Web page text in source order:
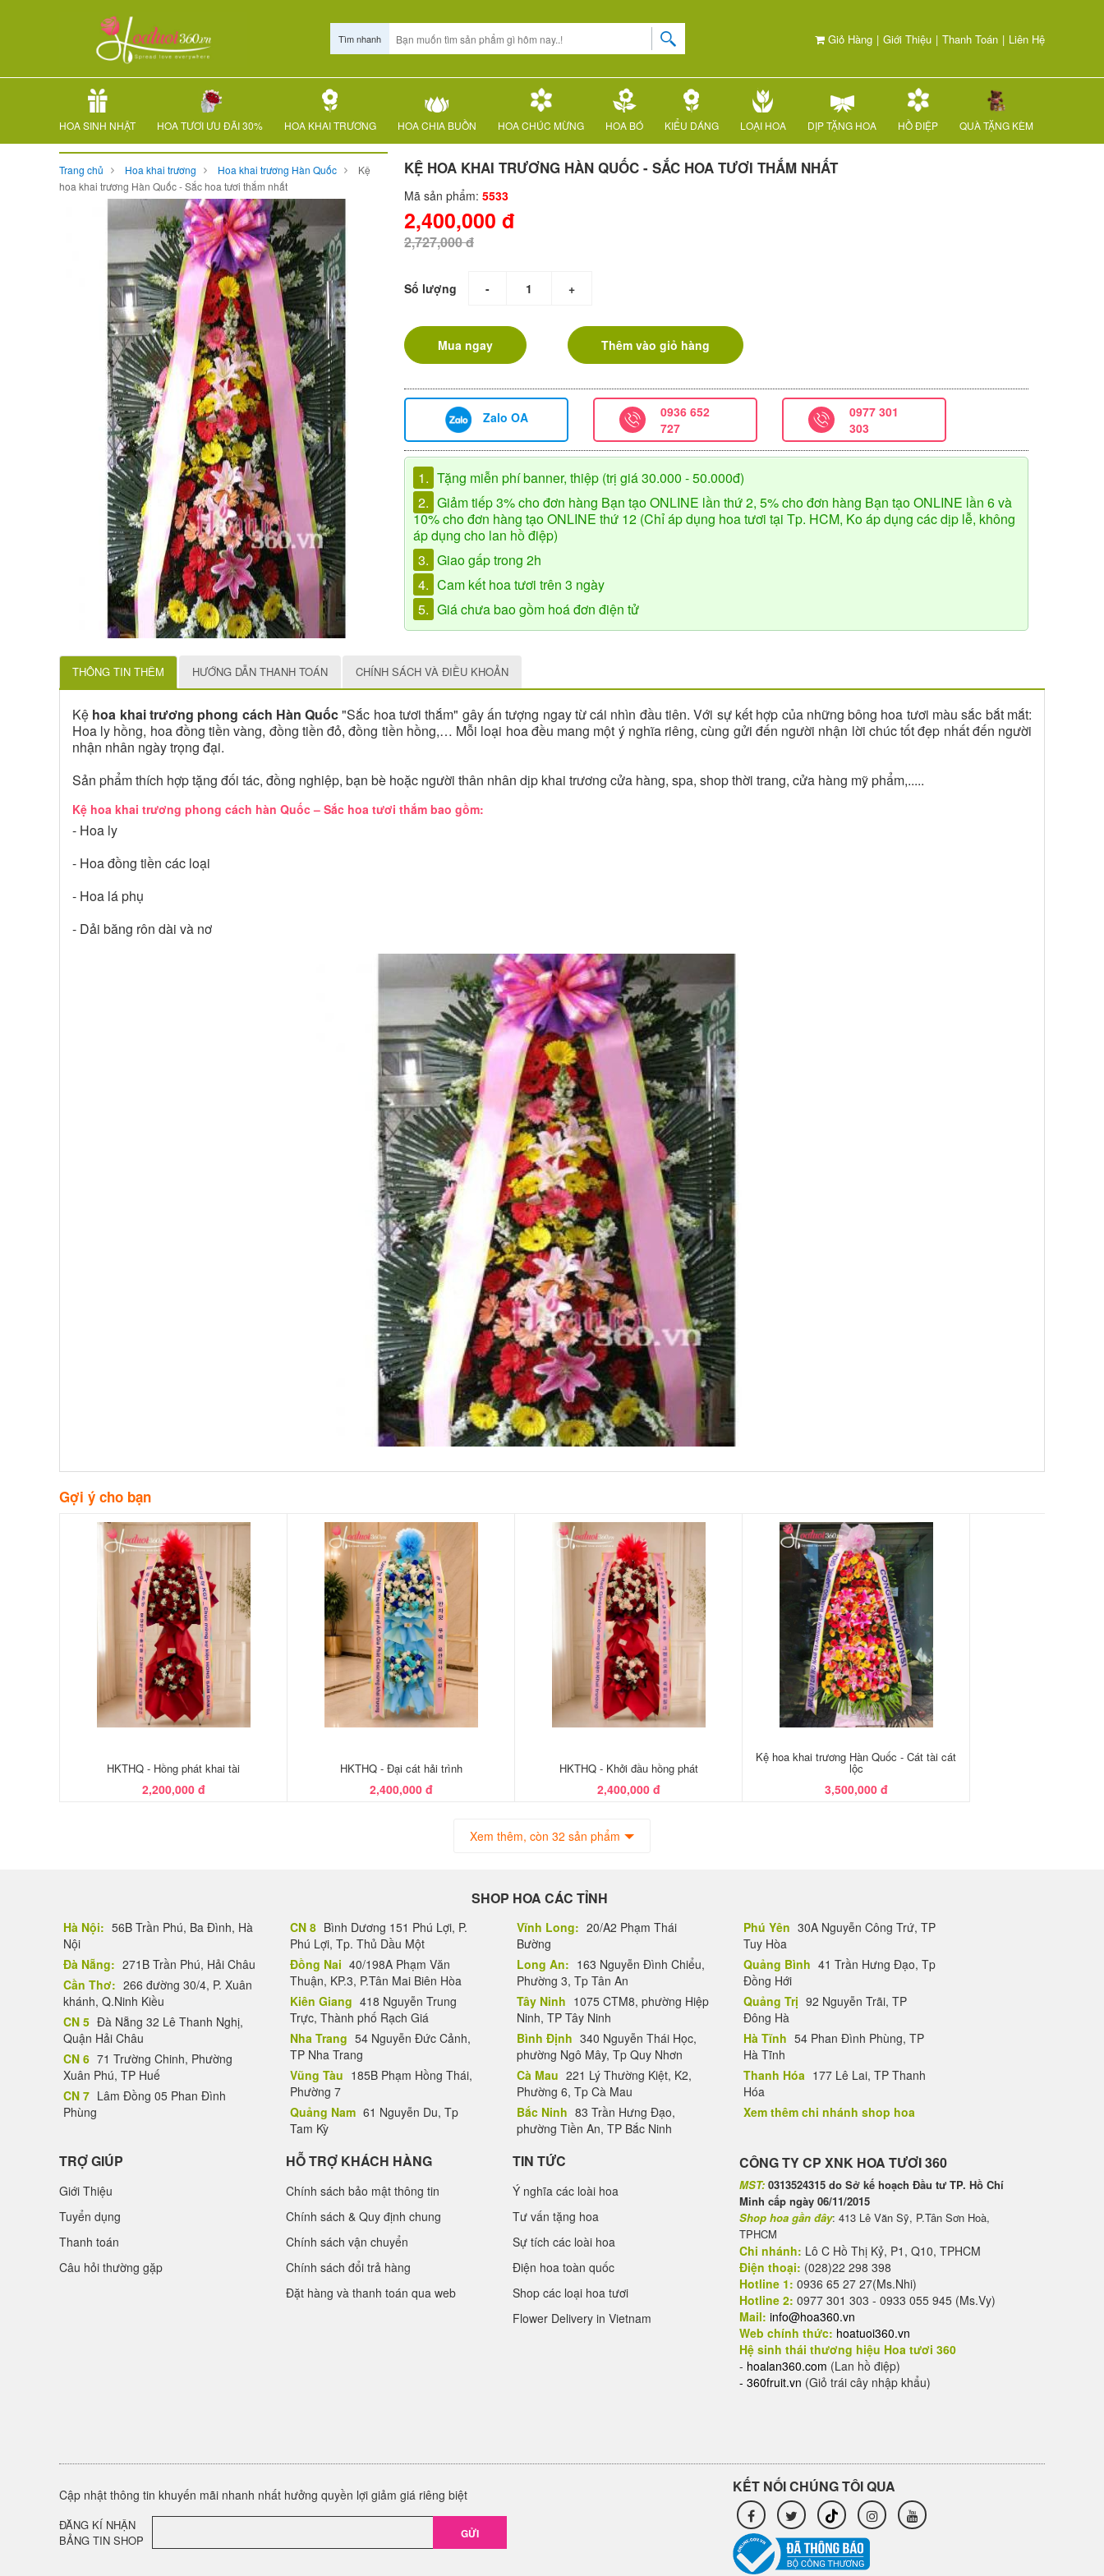
Giỏ Hàng | Giới Thiệu | Thanh Toán | Liên Hệ
Tìm nhanh
HOA SINH NHẬT HOA TƯƠI ƯU ĐÃI 30% HOA KHAI TRƯƠNG HOA CHIA BUỒN HOA CHÚC MỪNG HOA BÓ KIỂU DÁNG LOẠI HOA DỊP TẶNG HOA HỒ ĐIỆP QUÀ TẶNG KÈM
Trang chủ Hoa khai trương Hoa khai trương Hàn Quốc
Kệ
hoa khai trương Hàn Quốc - Sắc hoa tươi thắm nhất
KỆ HOA KHAI TRƯƠNG HÀN QUỐC - SẮC HOA TƯƠI THẮM NHẤT
Mã sản phẩm: 5533
2,400,000 đ
2,727,000 đ
Số lượng - +
Mua ngay Thêm vào giỏ hàng
Zalo OA
0936 652
727
0977 301
303
1. Tặng miễn phí banner, thiệp (trị giá 30.000 - 50.000đ)
2. Giảm tiếp 3% cho đơn hàng Bạn tạo ONLINE lần thứ 2, 5% cho đơn hàng Bạn tạo ONLINE lần 6 và
10% cho đơn hàng tạo ONLINE thứ 12 (Chỉ áp dụng hoa tươi tại Tp. HCM, Ko áp dụng các dịp lễ, không
áp dụng cho lan hồ điệp)
3. Giao gấp trong 2h
4. Cam kết hoa tươi trên 3 ngày
5. Giá chưa bao gồm hoá đơn điện tử
THÔNG TIN THÊM HƯỚNG DẪN THANH TOÁN CHÍNH SÁCH VÀ ĐIỀU KHOẢN
Kệ hoa khai trương phong cách Hàn Quốc"Sắc hoa tươi thắm" gây ấn tượng ngay từ cái nhìn đầu tiên. Với sự kết hợp của những bông hoa tươi màu sắc bắt mắt:
Hoa ly hồng, hoa đồng tiền vàng, đồng tiền đỏ, đồng tiền hồng,… Mỗi loại hoa đều mang một ý nghĩa riêng, cùng gửi đến người nhận lời chúc tốt đẹp nhất đến người
nhận nhân ngày trọng đại.
Sản phẩm thích hợp tặng đối tác, đồng nghiệp, bạn bè hoặc người thân nhân dịp khai trương cửa hàng, spa, shop thời trang, cửa hàng mỹ phẩm,.....
Kệ hoa khai trương phong cách hàn Quốc – Sắc hoa tươi thắm bao gồm:
- Hoa ly
- Hoa đồng tiền các loại
- Hoa lá phụ
- Dải băng rôn dài và nơ
Gợi ý cho bạn
HKTHQ - Hồng phát khai tài
2,200,000 đ
HKTHQ - Đại cát hải trình
2,400,000 đ
HKTHQ - Khởi đầu hồng phát
2,400,000 đ
Kệ hoa khai trương Hàn Quốc - Cát tài cát
lộc
3,500,000 đ
Xem thêm, còn 32 sản phẩm
SHOP HOA CÁC TỈNH
Hà Nội: 56B Trần Phú, Ba Đình, Hà
Nội
Đà Nẵng: 271B Trần Phú, Hải Châu
Cần Thơ: 266 đường 30/4, P. Xuân
khánh, Q.Ninh Kiều
CN 5 Đà Nẵng 32 Lê Thanh Nghị,
Quận Hải Châu
CN 6 71 Trường Chinh, Phường
Xuân Phú, TP Huế
CN 7 Lâm Đồng 05 Phan Đình
Phùng
CN 8 Bình Dương 151 Phú Lợi, P.
Phú Lợi, Tp. Thủ Dầu Một
Đồng Nai 40/198A Phạm Văn
Thuận, KP.3, P.Tân Mai Biên Hòa
Kiên Giang 418 Nguyễn Trung
Trực, Thành phố Rạch Giá
Nha Trang 54 Nguyễn Đức Cảnh,
TP Nha Trang
Vũng Tàu 185B Phạm Hồng Thái,
Phường 7
Quảng Nam 61 Nguyễn Du, Tp
Tam Kỳ
Vĩnh Long: 20/A2 Phạm Thái
Bường
Long An: 163 Nguyễn Đình Chiểu,
Phường 3, Tp Tân An
Tây Ninh 1075 CTM8, phường Hiệp
Ninh, TP Tây Ninh
Bình Định 340 Nguyễn Thái Học,
phường Ngô Mây, Tp Quy Nhơn
Cà Mau 221 Lý Thường Kiệt, K2,
Phường 6, Tp Cà Mau
Bắc Ninh 83 Trần Hưng Đạo,
phường Tiền An, TP Bắc Ninh
Phú Yên 30A Nguyễn Công Trứ, TP
Tuy Hòa
Quảng Bình 41 Trần Hưng Đạo, Tp
Đồng Hới
Quảng Trị 92 Nguyễn Trãi, TP
Đông Hà
Hà Tĩnh 54 Phan Đình Phùng, TP
Hà Tĩnh
Thanh Hóa 177 Lê Lai, TP Thanh
Hóa
Xem thêm chi nhánh shop hoa
TRỢ GIÚP
Giới Thiệu
Tuyển dụng
Thanh toán
Câu hỏi thường gặp
HỖ TRỢ KHÁCH HÀNG
Chính sách bảo mật thông tin
Chính sách & Quy định chung
Chính sách vận chuyển
Chính sách đổi trả hàng
Đặt hàng và thanh toán qua web
TIN TỨC
Ý nghĩa các loài hoa
Tư vấn tặng hoa
Sự tích các loài hoa
Điện hoa toàn quốc
Shop các loại hoa tươi
Flower Delivery in Vietnam
CÔNG TY CP XNK HOA TƯƠI 360
MST: 0313524315 do Sở kế hoạch Đầu tư TP. Hồ Chí
Minh cấp ngày 06/11/2015
Shop hoa gần đây: 413 Lê Văn Sỹ, P.Tân Sơn Hoà,
TPHCM
Chi nhánh: Lô C Hồ Thị Kỷ, P1, Q10, TPHCM
Điện thoại: (028)22 298 398
Hotline 1: 0936 65 27 27(Ms.Nhi)
Hotline 2: 0977 301 303 - 0933 055 945 (Ms.Vy)
Mail: info@hoa360.vn
Web chính thức: hoatuoi360.vn
Hệ sinh thái thương hiệu Hoa tươi 360
- hoalan360.com (Lan hồ điệp)
- 360fruit.vn (Giỏ trái cây nhập khẩu)
Cập nhật thông tin khuyến mãi nhanh nhất hưởng quyền lợi giảm giá riêng biệt
ĐĂNG KÍ NHẬN
BẢNG TIN SHOP
GỬI
KẾT NỐI CHÚNG TÔI QUA